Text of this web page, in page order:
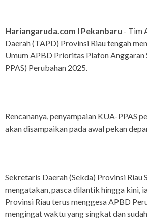
Hariangaruda.com I Pekanbaru - Tim
Daerah (TAPD) Provinsi Riau tengah
Umum APBD Prioritas Plafon Anggaran
PPAS) Perubahan 2025.
Rencananya, penyampaian KUA-PPAS
akan disampaikan pada awal pekan
Sekretaris Daerah (Sekda) Provinsi Riau
mengatakan, pasca dilantik hingga kini,
Provinsi Riau terus menggesa APBD
mengingat waktu yang singkat dan